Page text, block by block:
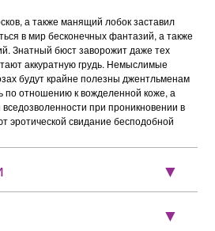
а также манящий лобок заставил
в мир бесконечных фантазий, а также
Знатный бюст заворожит даже тех
аккуратную грудь. Немыслимые
будут крайне полезны джентльменам
по отношению к вожделенной коже, а
при проникновении в
эротической свидание бесподобной